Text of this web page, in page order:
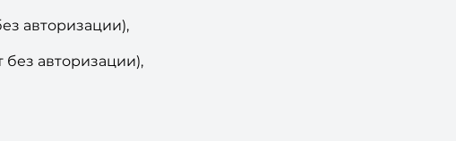
авторизации),
без авторизации),